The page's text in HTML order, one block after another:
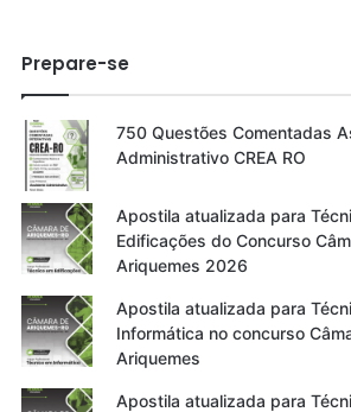
Prepare-se
750 Questões Comentadas
Administrativo CREA RO
Apostila atualizada para
Edificações do Concurso
Ariquemes 2026
Apostila atualizada para
Informática no concurso
Ariquemes
Apostila atualizada para